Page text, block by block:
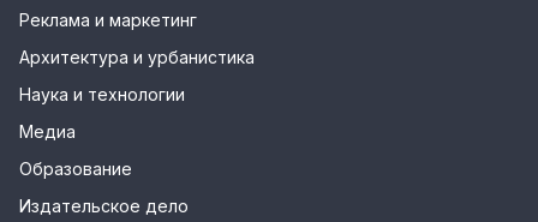
Реклама и маркетинг
Архитектура и урбанистика
Наука и технологии
Медиа
Образование
Издательское дело